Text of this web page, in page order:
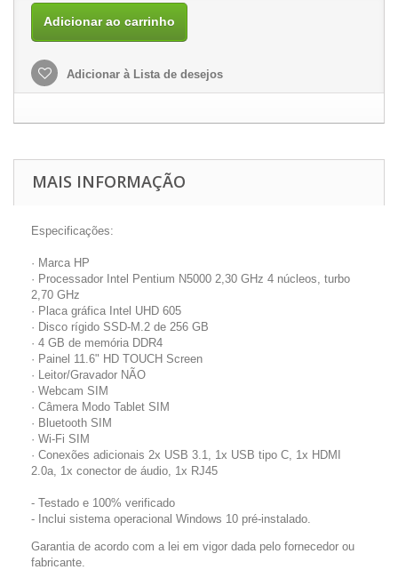
Adicionar ao carrinho
Adicionar à Lista de desejos
MAIS INFORMAÇÃO
Especificações:
· Marca HP
· Processador Intel Pentium N5000 2,30 GHz 4 núcleos, turbo
2,70 GHz
· Placa gráfica Intel UHD 605
· Disco rígido SSD-M.2 de 256 GB
· 4 GB de memória DDR4
· Painel 11.6" HD TOUCH Screen
· Leitor/Gravador NÃO
· Webcam SIM
· Câmera Modo Tablet SIM
· Bluetooth SIM
· Wi-Fi SIM
· Conexões adicionais 2x USB 3.1, 1x USB tipo C, 1x HDMI
2.0a, 1x conector de áudio, 1x RJ45
- Testado e 100% verificado
- Inclui sistema operacional Windows 10 pré-instalado.
Garantia de acordo com a lei em vigor dada pelo fornecedor ou
fabricante.